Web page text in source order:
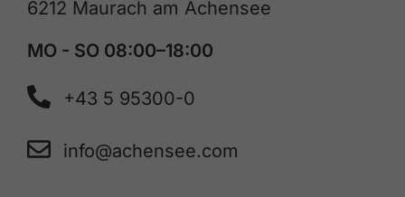
6212 Maurach am Achensee
MO - SO 08:00–18:00
+43 5 95300-0
info@achensee.com